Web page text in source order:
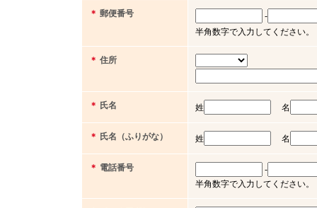
＊ 郵便番号
-
半角数字で入力してください。
＊ 住所
＊ 氏名 姓 名
＊ 氏名（ふりがな） 姓 名
＊ 電話番号
-
半角数字で入力してください